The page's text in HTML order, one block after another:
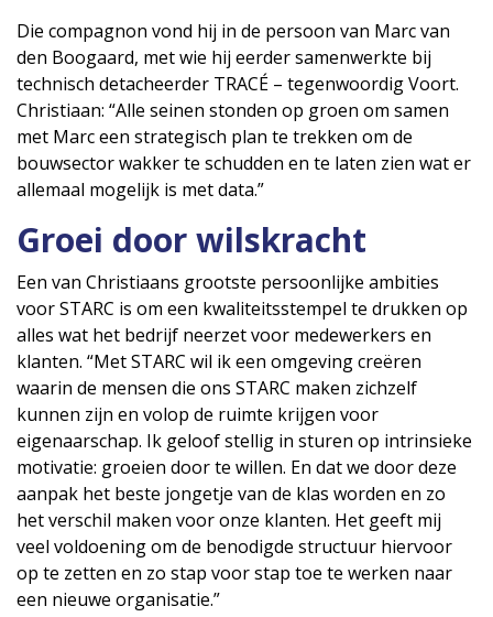
Die compagnon vond hij in de persoon van Marc van
den Boogaard, met wie hij eerder samenwerkte bij
technisch detacheerder TRACÉ – tegenwoordig Voort.
Christiaan: “Alle seinen stonden op groen om samen
met Marc een strategisch plan te trekken om de
bouwsector wakker te schudden en te laten zien wat er
allemaal mogelijk is met data.”
Groei door wilskracht
Een van Christiaans grootste persoonlijke ambities
voor STARC is om een kwaliteitsstempel te drukken op
alles wat het bedrijf neerzet voor medewerkers en
klanten. “Met STARC wil ik een omgeving creëren
waarin de mensen die ons STARC maken zichzelf
kunnen zijn en volop de ruimte krijgen voor
eigenaarschap. Ik geloof stellig in sturen op intrinsieke
motivatie: groeien door te willen. En dat we door deze
aanpak het beste jongetje van de klas worden en zo
het verschil maken voor onze klanten. Het geeft mij
veel voldoening om de benodigde structuur hiervoor
op te zetten en zo stap voor stap toe te werken naar
een nieuwe organisatie.”